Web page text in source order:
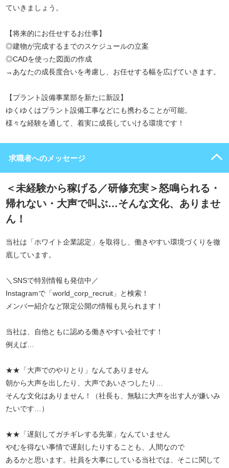
ていきましょう。
【将来的にお任せするお仕事】
◎建物が完成するまでのスケジュールの立案
◎CADを使った図面の作成
→あなたの成長度合いを考慮し、お任せする幅を広げていきます。
【プラント設備事業部を新たに新設】
ゆくゆくはプラント設備工事などにも携わることが可能。
様々な経験を通して、着実に成長していける環境です！
求職者へのメッセージ
＜未経験から稼げる／研修充実＞怒鳴られる・
帰れない・大声で叫ぶ…そんな文化、ありませ
ん！
当社は「ホワイト企業認定」を取得し、働きやすい環境づくりを徹
底しています。
＼SNSで特別情報も発信中／
Instagramで「world_corp_recruit」と検索！
メンバー紹介など限定公開の情報も見られます！
当社は、自他ともに認める働きやすい会社です！
例えば…
★★「大声でのやりとり」なんてありません
朝から大声を出したり、大声であいさつしたり…
そんな文化はありません！（社長も、無駄に大声を出す人が嫌いみ
たいです…）
★★「遅刻してガチギレする先輩」なんていません
やむを得ない事情で遅刻したりすることも、人間なので
あるかと思います。社員を大事にしている当社では、そこに関して